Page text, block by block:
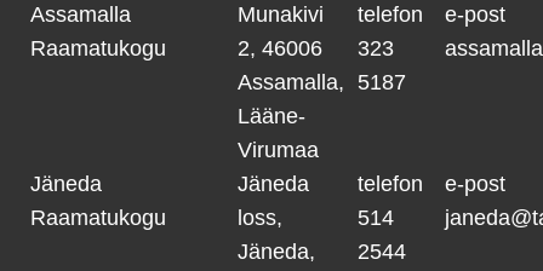
Assamalla
Raamatukogu
Munakivi
2, 46006
Assamalla,
Lääne-
Virumaa
telefon
323
5187
e-post
Jäneda
Raamatukogu
Jäneda
loss,
Jäneda,
telefon
514
2544
e-post